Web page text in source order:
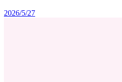
2026/5/27